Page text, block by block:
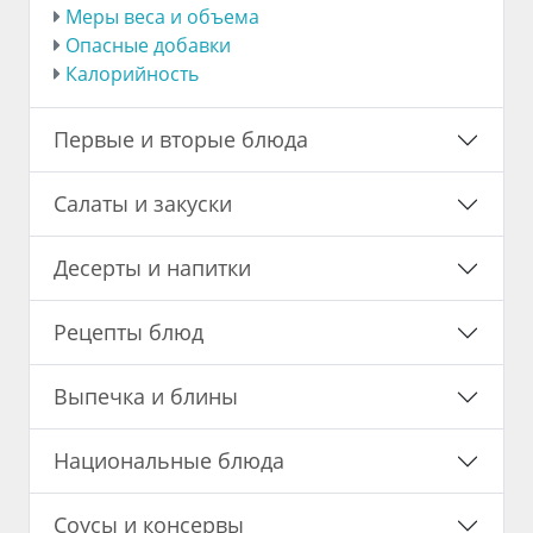
Меры веса и объема
Опасные добавки
Калорийность
Первые и вторые блюда
Салаты и закуски
Десерты и напитки
Рецепты блюд
Выпечка и блины
Национальные блюда
Соусы и консервы